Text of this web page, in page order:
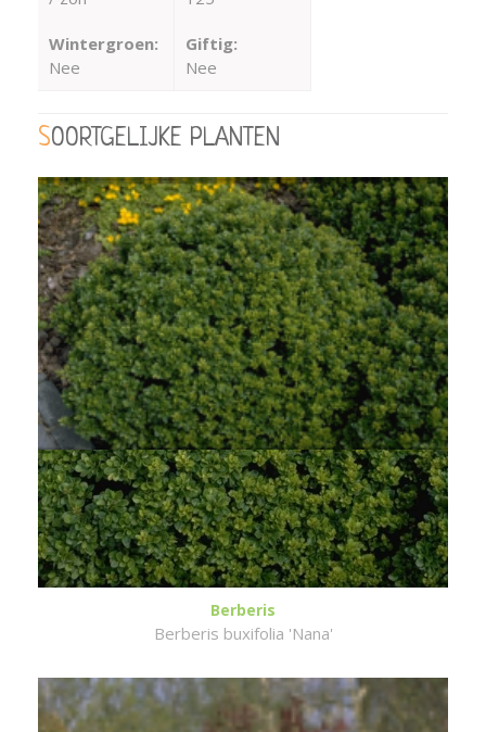
Wintergroen:
Nee
Giftig:
Nee
SOORTGELIJKE PLANTEN
Berberis
Berberis buxifolia 'Nana'